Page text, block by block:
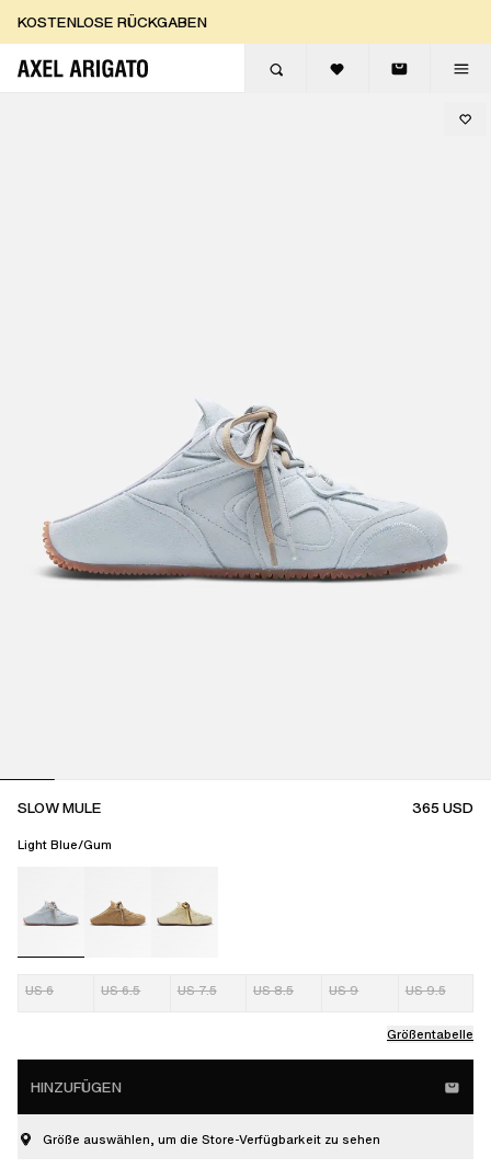
Zum Inhalt springen
KOSTENLOSE RÜCKGABEN
KOSTENLOSE EXPRESSLIEFERUNG
SLOW MULE 365USD
Light Blue/Gum
US 6 US 6.5 US 7.5 US 8.5 US 9 US 9.5
Größentabelle
HINZUFÜGEN
Größe auswählen, um die Store-Verfügbarkeit zu sehen